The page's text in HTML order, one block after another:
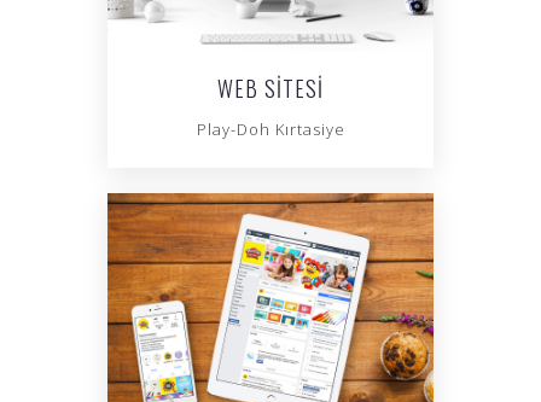
WEB SITESI
Play-Doh Kırtasiye